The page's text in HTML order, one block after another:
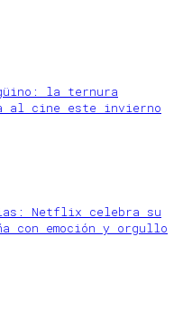
la ternura
al cine este invierno
Netflix celebra su
con emoción y orgullo